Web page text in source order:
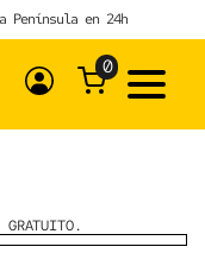
en 24h
0